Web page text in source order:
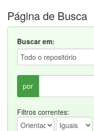
Página de Busca
Buscar em:
por
Filtros correntes: